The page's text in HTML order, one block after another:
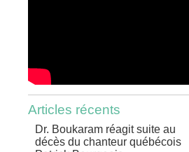
Articles récents
Dr. Boukaram réagit suite au
décès du chanteur québécois